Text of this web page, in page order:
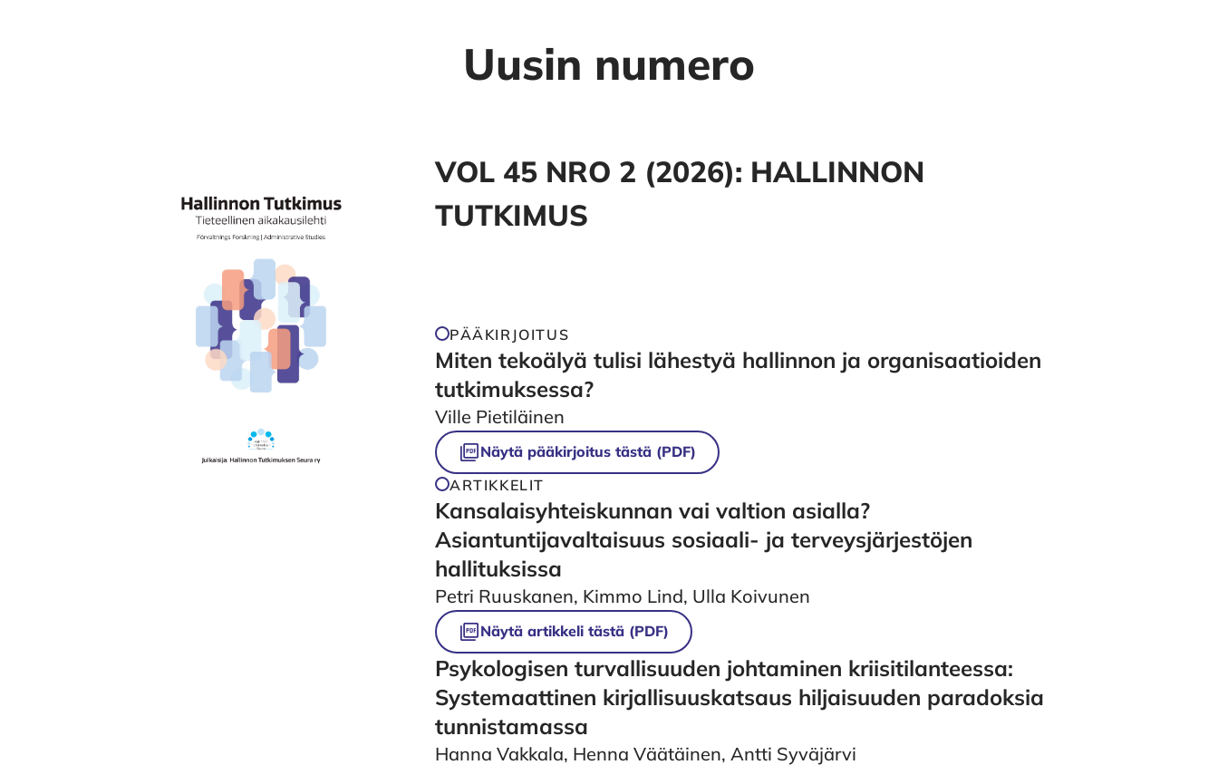
Uusin numero
TUTKIMUS
Miten tekoälyä tulisi lähestyä hallinnon ja organisaatioiden
tutkimuksessa?
Ville Pietiläinen
Näytä pääkirjoitus tästä (PDF)
ARTIKKELIT
Kansalaisyhteiskunnan vai valtion asialla?
Asiantuntijavaltaisuus sosiaali- ja terveysjärjestöjen
hallituksissa
Petri Ruuskanen, Kimmo Lind, Ulla Koivunen
Näytä artikkeli tästä (PDF)
Psykologisen turvallisuuden johtaminen kriisitilanteessa:
Systemaattinen kirjallisuuskatsaus hiljaisuuden paradoksia
tunnistamassa
Hanna Vakkala, Henna Väätäinen, Antti Syväjärvi